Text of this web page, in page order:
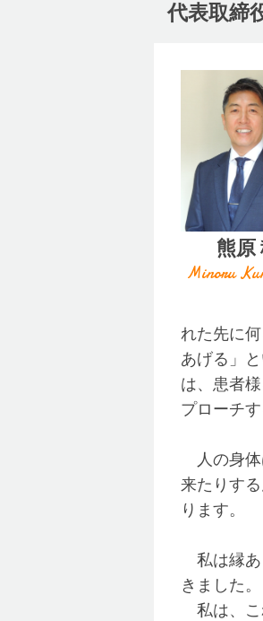
代表取締
熊原
Minoru
れた先に
あげる」
は、患者
プローチ
人の身体
来たりす
ります。
私は縁あ
きました
私は、こ